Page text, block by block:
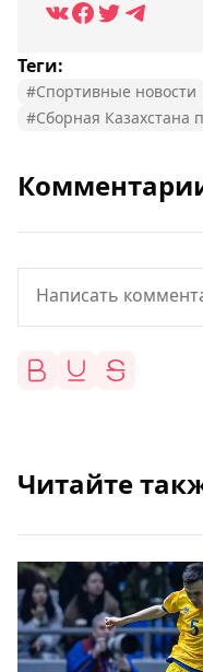
Теги:
#Спортивные новости
#Сборная Казахстана
Читайте